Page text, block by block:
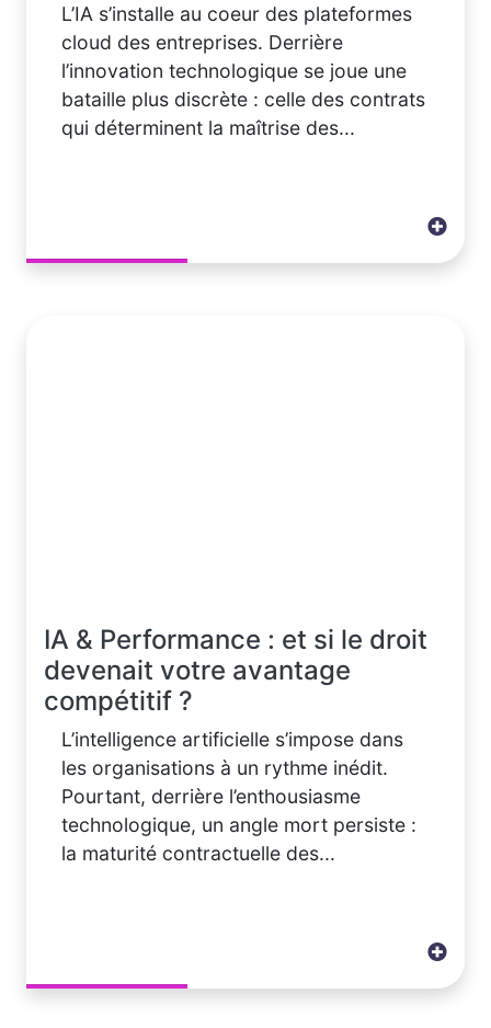
L’IA s’installe au coeur des plateformes
cloud des entreprises. Derrière
l’innovation technologique se joue une
bataille plus discrète : celle des contrats
qui déterminent la maîtrise des...
IA & Performance : et si le droit
devenait votre avantage
compétitif ?
L’intelligence artificielle s’impose dans
les organisations à un rythme inédit.
Pourtant, derrière l’enthousiasme
technologique, un angle mort persiste :
la maturité contractuelle des...